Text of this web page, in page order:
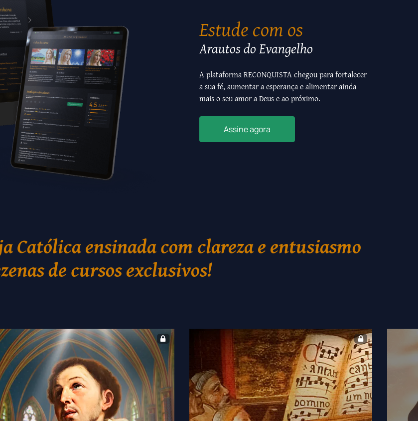
Estude com os
Arautos do Evangelho
A plataforma RECONQUISTA chegou para fortalecer
a sua fé, aumentar a esperança e alimentar ainda
mais o seu amor a Deus e ao próximo.
Assine agora
Católica ensinada com clareza e entusiasmo
de cursos exclusivos!